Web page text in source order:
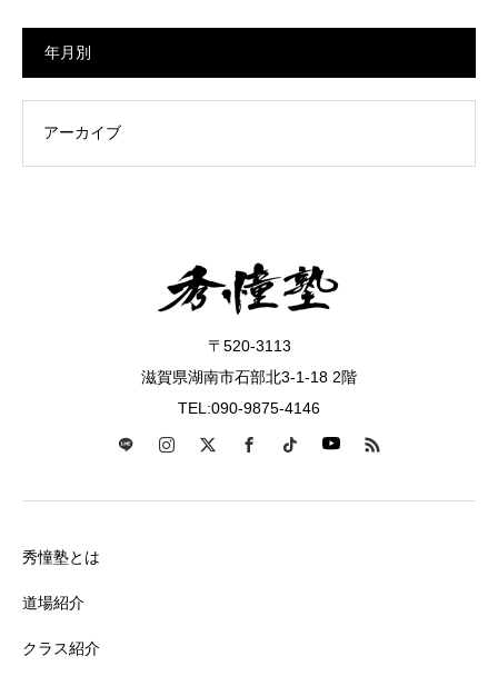
年月別
〒520-3113
滋賀県湖南市石部北3-1-18 2階
TEL:090-9875-4146
秀憧塾とは
道場紹介
クラス紹介